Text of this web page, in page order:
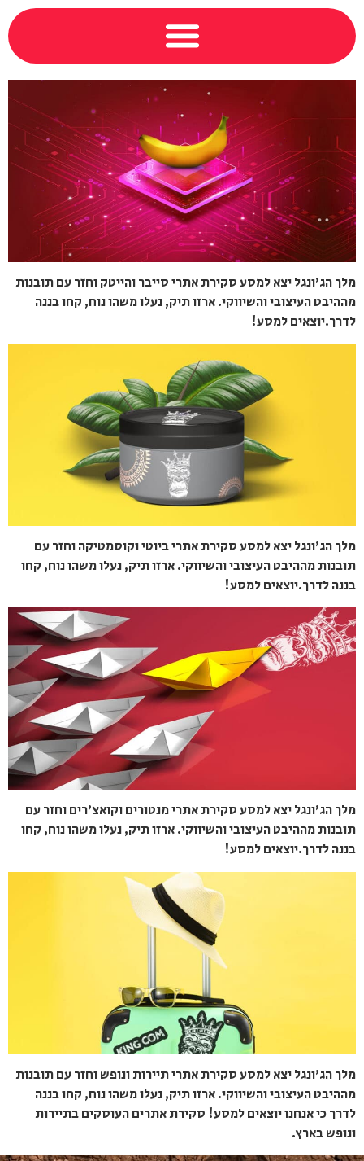
מלך הג'ונגל יצא למסע סקירת אתרי סייבר והייטק וחזר עם תובנות
מההיבט העיצובי והשיווקי. ארזו תיק, נעלו משהו נוח, קחו בננה
לדרך.יוצאים למסע!
מלך הג'ונגל יצא למסע סקירת אתרי ביוטי וקוסמטיקה וחזר עם
תובנות מההיבט העיצובי והשיווקי. ארזו תיק, נעלו משהו נוח, קחו
בננה לדרך.יוצאים למסע!
מלך הג'ונגל יצא למסע סקירת אתרי מנטורים וקואצ'רים וחזר עם
תובנות מההיבט העיצובי והשיווקי. ארזו תיק, נעלו משהו נוח, קחו
בננה לדרך.יוצאים למסע!
מלך הג'ונגל יצא למסע סקירת אתרי תיירות ונופש וחזר עם תובנות
מההיבט העיצובי והשיווקי. ארזו תיק, נעלו משהו נוח, קחו בננה
לדרך כי אנחנו יוצאים למסע! סקירת אתרים העוסקים בתיירות
ונופש בארץ.